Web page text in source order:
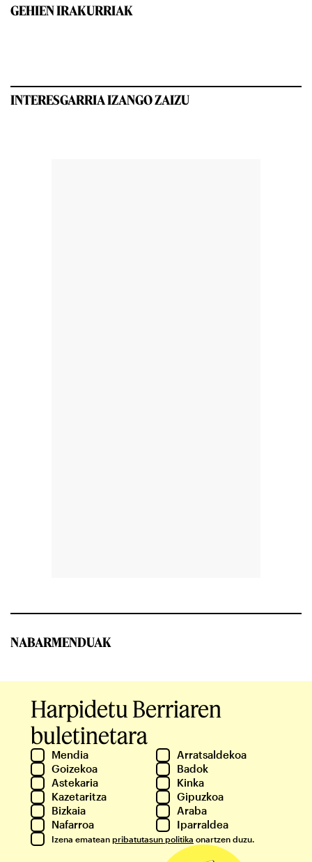
GEHIEN IRAKURRIAK
INTERESGARRIA IZANGO ZAIZU
NABARMENDUAK
Harpidetu Berriaren
buletinetara
Mendia
Arratsaldekoa
Goizekoa
Badok
Astekaria
Kinka
Kazetaritza
Gipuzkoa
Bizkaia
Araba
Nafarroa
Iparraldea
Izena ematean pribatutasun politika onartzen duzu.